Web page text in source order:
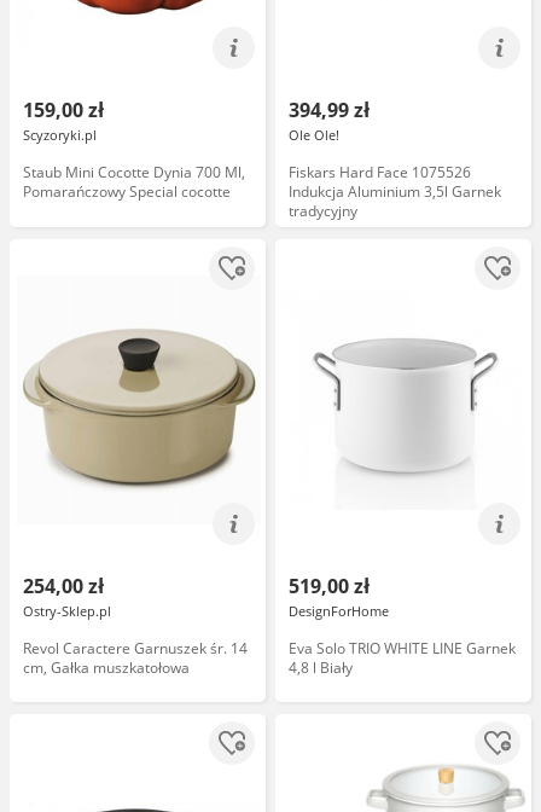
159,00 zł
Scyzoryki.pl
Staub Mini Cocotte Dynia 700 Ml,
Pomarańczowy Special cocotte
394,99 zł
Ole Ole!
Fiskars Hard Face 1075526
Indukcja Aluminium 3,5l Garnek
tradycyjny
254,00 zł
Ostry-Sklep.pl
Revol Caractere Garnuszek śr. 14
cm, Gałka muszkatołowa
519,00 zł
DesignForHome
Eva Solo TRIO WHITE LINE Garnek
4,8 l Biały